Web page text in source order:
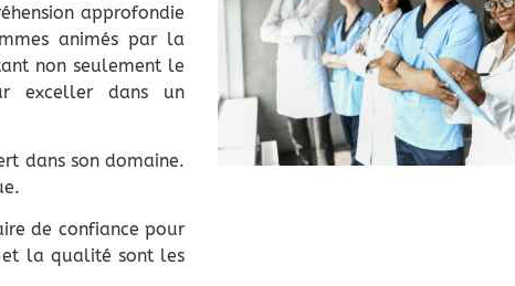
approfondie
animés par la
non seulement le
exceller dans un
dans son domaine.
de confiance pour
et la qualité sont les